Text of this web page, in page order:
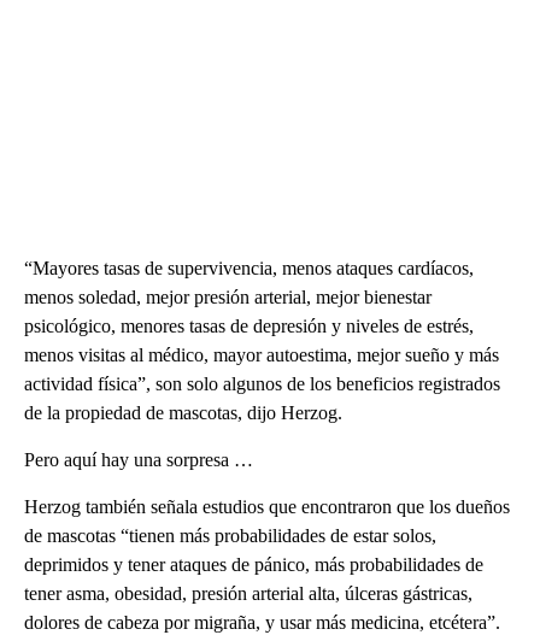
“Mayores tasas de supervivencia, menos ataques cardíacos,
menos soledad, mejor presión arterial, mejor bienestar
psicológico, menores tasas de depresión y niveles de estrés,
menos visitas al médico, mayor autoestima, mejor sueño y más
actividad física”, son solo algunos de los beneficios registrados
de la propiedad de mascotas, dijo Herzog.
Pero aquí hay una sorpresa …
Herzog también señala estudios que encontraron que los dueños
de mascotas “tienen más probabilidades de estar solos,
deprimidos y tener ataques de pánico, más probabilidades de
tener asma, obesidad, presión arterial alta, úlceras gástricas,
dolores de cabeza por migraña, y usar más medicina, etcétera”.